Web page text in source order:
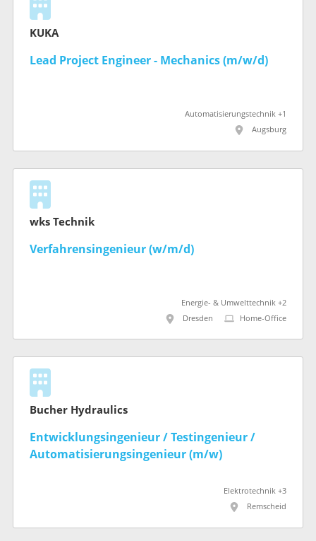
KUKA
Lead Project Engineer - Mechanics (m/w/d)
Automatisierungstechnik +1
Augsburg
wks Technik
Verfahrensingenieur (w/m/d)
Energie- & Umwelttechnik +2
Dresden
Home-Office
Bucher Hydraulics
Entwicklungsingenieur / Testingenieur /
Automatisierungsingenieur (m/w)
Elektrotechnik +3
Remscheid